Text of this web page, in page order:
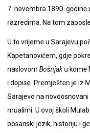
7. novembra 1890.
razredima. Na tom
U to vrijeme u Sarajevu
Kapetanovićem, gdje
naslovom Bošnjaku kome
i dopise. Premješten je iz
Sarajevo na
mualimi. U ovoj školi
bosanski jezik, historiju i